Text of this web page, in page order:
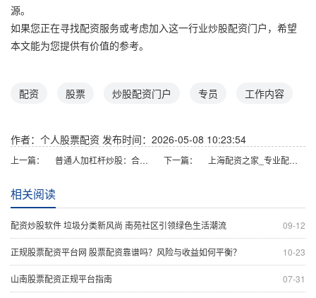
源。
如果您正在寻找配资服务或考虑加入这一行业炒股配资门户，希望
本文能为您提供有价值的参考。
配资 股票 炒股配资门户 专员 工作内容
作者：个人股票配资 发布时间：2026-05-08 10:23:54
上一篇： 普通人加杠杆炒股：合法途径与风险警示 下一篇： 上海配资之家_专业配资服务首选平台
相关阅读
09-12
配资炒股软件 垃圾分类新风尚 南苑社区引领绿色生活潮流
10-23
正规股票配资平台网 股票配资靠谱吗？风险与收益如何平衡？
07-31
山南股票配资正规平台指南